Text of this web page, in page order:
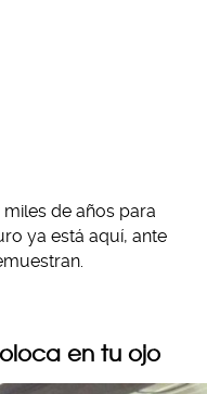
de años para
ya está aquí, ante
en tu ojo